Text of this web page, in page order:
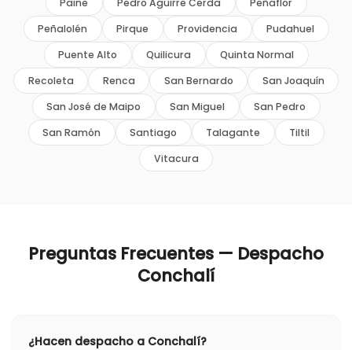
Peñalolén
Pirque Providencia
Pudahuel
Puente Alto
Quilicura
Quinta Normal
Recoleta
Renca San Bernardo
San Joaquín
San José de Maipo
San Miguel
San Pedro
San Ramón
Santiago Talagante
Tiltil
Vitacura
Preguntas Frecuentes — Despacho
Conchalí
¿Hacen despacho a Conchalí?